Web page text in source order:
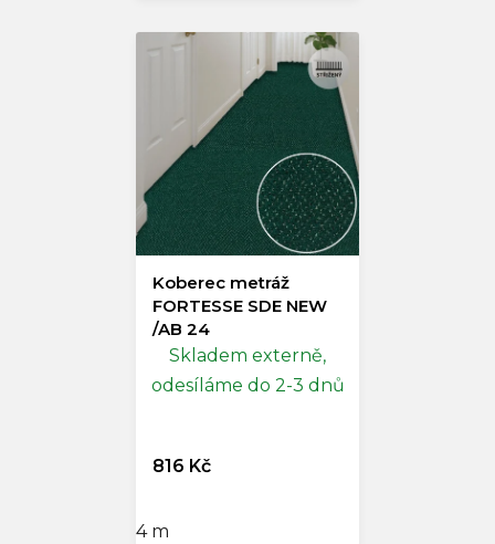
Koberec metráž
FORTESSE SDE NEW
/AB 24
Skladem externě,
odesíláme do 2-3 dnů
816 Kč
4 m